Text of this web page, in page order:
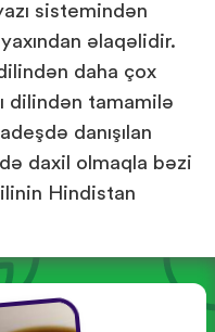
sistemindən
əlaqəlidir.
daha çox
dilindən tamamilə
danışılan
daxil olmaqla bəzi
Hindistan